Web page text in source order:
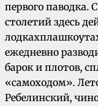
первого паводка.
столетий здесь
ежедневно
барок и плотов,
«самоходом».
Ребелинский,